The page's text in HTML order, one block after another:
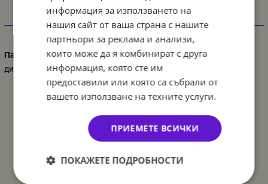
Характеристики
Парти украса
динозавър
информация за използването на
нашия сайт от ваша страна с нашите
партньори за реклама и анализи,
които може да я комбинират с друга
информация, която сте им
предоставили или която са събрали от
вашето използване на техните услуги.
ПРИЕМЕТЕ ВСИЧКИ
ПОКАЖЕТЕ ПОДРОБНОСТИ